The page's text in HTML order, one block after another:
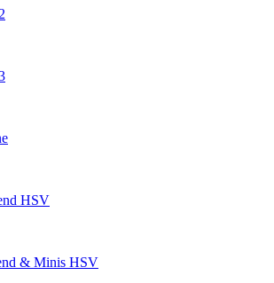
HSV
& Minis HSV